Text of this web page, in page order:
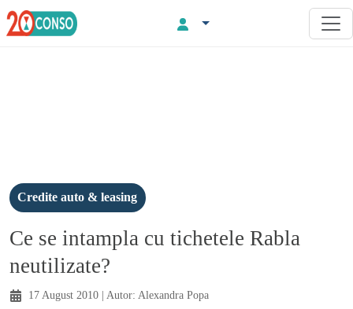
Credite auto & leasing
Ce se intampla cu tichetele Rabla
neutilizate?
17 August 2010 | Autor: Alexandra Popa